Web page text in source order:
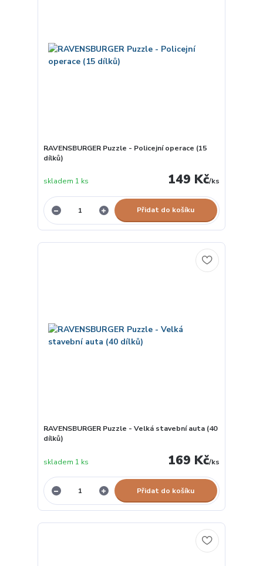
RAVENSBURGER Puzzle - Policejní operace (15
dílků)
149 Kč/ks
skladem 1 ks
Přidat do košíku
RAVENSBURGER Puzzle - Velká stavební auta (40
dílků)
169 Kč/ks
skladem 1 ks
Přidat do košíku